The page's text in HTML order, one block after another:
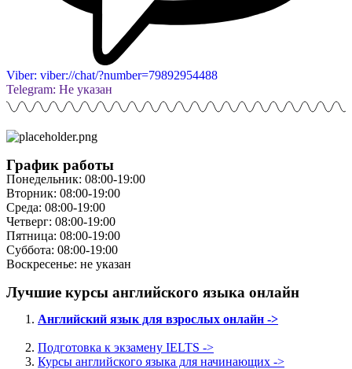
Viber: viber://chat/?number=79892954488
Telegram: Не указан
График работы
Понедельник: 08:00-19:00
Вторник: 08:00-19:00
Среда: 08:00-19:00
Четверг: 08:00-19:00
Пятница: 08:00-19:00
Суббота: 08:00-19:00
Воскресенье: не указан
Лучшие курсы английского языка онлайн
Английский язык для взрослых онлайн ->
Подготовка к экзамену IELTS ->
Курсы английского языка для начинающих ->